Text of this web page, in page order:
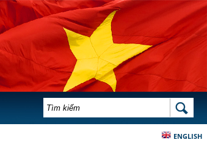
BIỂU MẪU TÌM KIẾM TÌM KIẾM
ENGLISH